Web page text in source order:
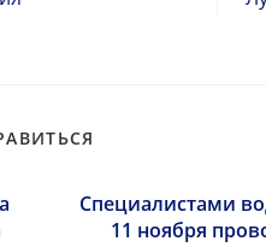
Специалистами
11 ноября